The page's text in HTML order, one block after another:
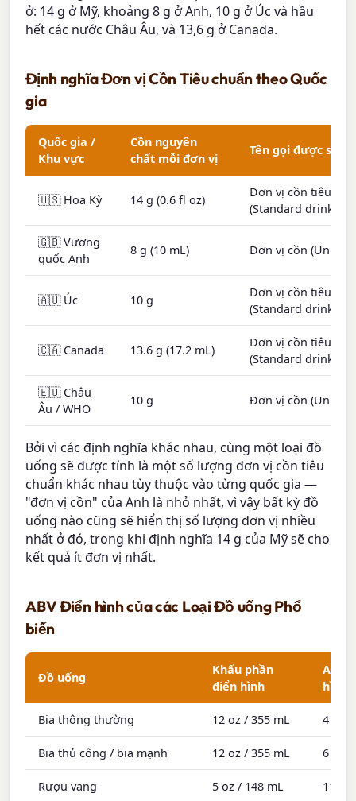
ở: 14 g ở Mỹ, khoảng 8 g ở Anh, 10 g ở Úc và hầu
hết các nước Châu Âu, và 13,6 g ở Canada.
Định nghĩa Đơn vị Cồn Tiêu chuẩn theo Quốc
gia
Quốc gia /
Khu vực
Cồn nguyên
chất mỗi đơn vị
Tên gọi được sử
🇺🇸 Hoa Kỳ 14 g (0.6 fl oz)
Đơn vị cồn tiêu
(Standard drink)
🇬🇧 Vương
quốc Anh
8 g (10 mL) Đơn vị cồn (Unit)
🇦🇺 Úc 10 g
Đơn vị cồn tiêu
(Standard drink)
🇨🇦 Canada 13.6 g (17.2 mL)
Đơn vị cồn tiêu
(Standard drink)
🇪🇺 Châu
Âu / WHO
10 g Đơn vị cồn (Unit)
Bởi vì các định nghĩa khác nhau, cùng một loại đồ
uống sẽ được tính là một số lượng đơn vị cồn tiêu
chuẩn khác nhau tùy thuộc vào từng quốc gia —
"đơn vị cồn" của Anh là nhỏ nhất, vì vậy bất kỳ đồ
uống nào cũng sẽ hiển thị số lượng đơn vị nhiều
nhất ở đó, trong khi định nghĩa 14 g của Mỹ sẽ cho
kết quả ít đơn vị nhất.
ABV Điển hình của các Loại Đồ uống Phổ
biến
Đồ uống
Khẩu phần
điển hình
ABV
hình
Bia thông thường 12 oz / 355 mL 4 –
Bia thủ công / bia mạnh 12 oz / 355 mL 6 –
Rượu vang 5 oz / 148 mL 11 –